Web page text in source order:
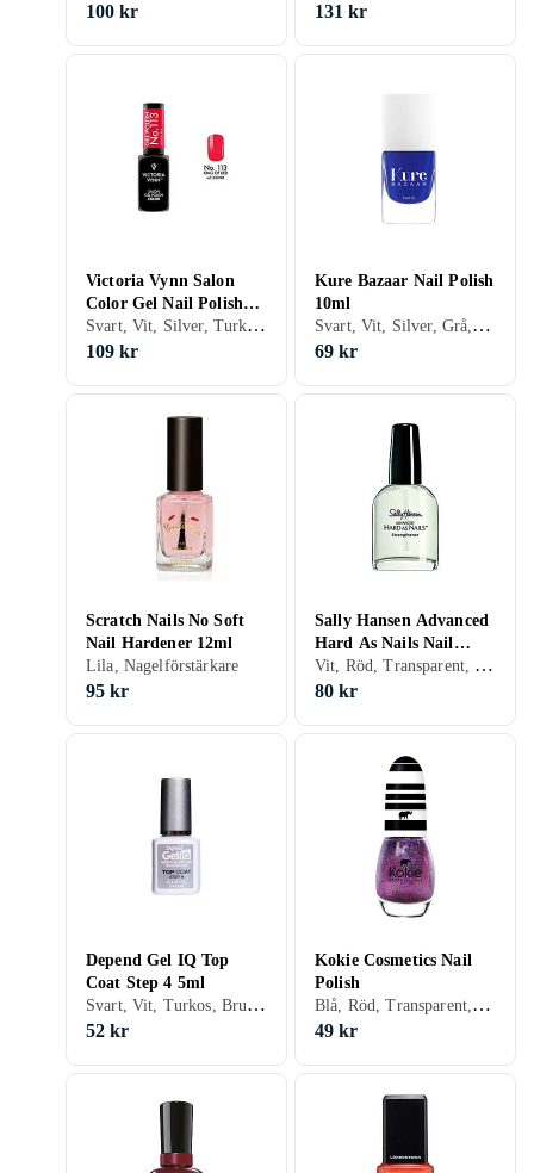
100 kr
131 kr
Victoria Vynn Salon
Color Gel Nail Polish
8ml
Svart, Vit, Silver, Turkos, Brun, Blå, Röd, Gul, Orange, Guld, Transparent, Grön, Beige, Rosa, Lila, Matt, Gel, Neon, Nagellack, Hybridnagellack, Snabbtorkning
109 kr
Kure Bazaar Nail Polish
10ml
Svart, Vit, Silver, Grå, Turkos, Brun, Blå, Röd, Gul, Orange, Guld, Transparent, Grön, Beige, Rosa, Lila, Glitter, Matt, Metallic, Neon, Holografiskt, Nagellack, Snabbtorkning, Giftfritt
69 kr
Scratch Nails No Soft
Nail Hardener 12ml
Lila, Nagelförstärkare
95 kr
Sally Hansen Advanced
Hard As Nails Nail
Strengthener 13,3ml Vit, Röd, Transparent, Beige, Rosa, Lila, Gel, Nagelförstärkare, Ridge filling
80 kr
Depend Gel IQ Top
Coat Step 4 5ml
Svart, Vit, Turkos, Brun, Röd, Transparent, Grön, Beige, Rosa, Lila, Glitter, Gel, Metallic, Chrome, Hybridnagellack
52 kr
Kokie Cosmetics Nail
Polish
Blå, Röd, Transparent, Rosa, Lila, Gel, Nagellack
49 kr